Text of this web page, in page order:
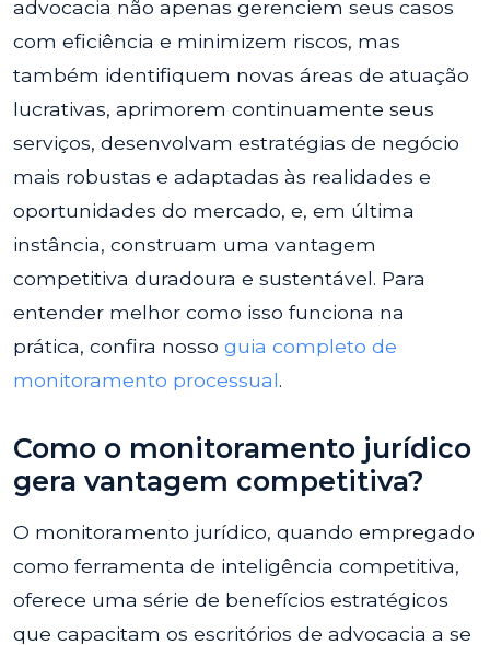
advocacia não apenas gerenciem seus casos
com eficiência e minimizem riscos, mas
também identifiquem novas áreas de atuação
lucrativas, aprimorem continuamente seus
serviços, desenvolvam estratégias de negócio
mais robustas e adaptadas às realidades e
oportunidades do mercado, e, em última
instância, construam uma vantagem
competitiva duradoura e sustentável. Para
entender melhor como isso funciona na
prática, confira nosso guia completo de
monitoramento processual.
Como o monitoramento jurídico
gera vantagem competitiva?
O monitoramento jurídico, quando empregado
como ferramenta de inteligência competitiva,
oferece uma série de benefícios estratégicos
que capacitam os escritórios de advocacia a se